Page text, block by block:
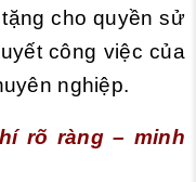
cho quyền sử
công việc của
nghiệp.
rõ ràng – minh